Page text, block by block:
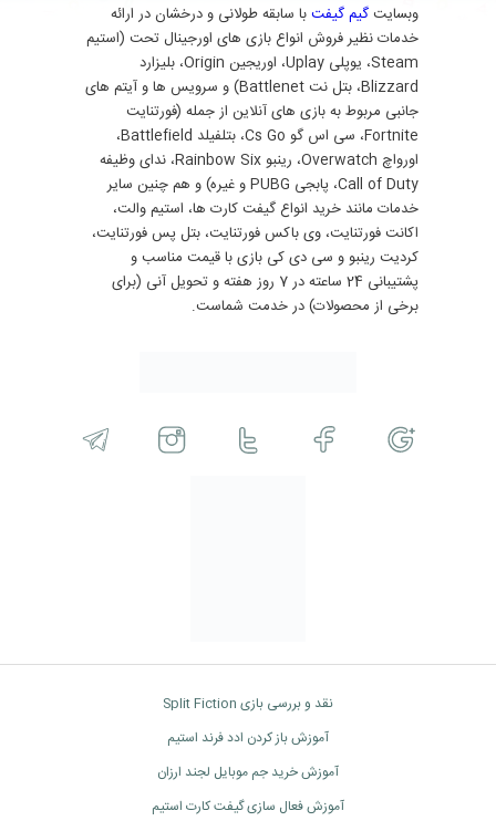
وبسایت گیم گیفتبا سابقه طولانی و درخشان در ارائه
خدمات نظیر فروش انواع بازی های اورجینال تحت (استیم
Steam، یوپلی Uplay، اوریجین Origin، بلیزارد
Blizzard، بتل نت Battlenet) و سرویس ها و آیتم های
جانبی مربوط به بازی های آنلاین از جمله (فورتنایت
Fortnite، سی اس گو Cs Go، بتلفیلد Battlefield،
اورواچ Overwatch، رینبو Rainbow Six، ندای وظیفه
Call of Duty، پابجی PUBG و غیره) و هم چنین سایر
خدمات مانند خرید انواع گیفت کارت ها، استیم والت،
اکانت فورتنایت، وی باکس فورتنایت، بتل پس فورتنایت،
کردیت رینبو و سی دی کی بازی با قیمت مناسب و
پشتیبانی 24 ساعته در 7 روز هفته و تحویل آنی (برای
برخی از محصولات) در خدمت شماست.
نقد و بررسی بازی Split Fiction
آموزش باز کردن ادد فرند استیم
آموزش خرید جم موبایل لجند ارزان
آموزش فعال سازی گیفت کارت استیم